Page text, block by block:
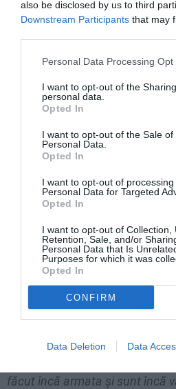
also be disclosed by us to third
Downstream Participants that may
Personal Data Processing Opt
I want to opt-out of the
personal data.
Opted In
I want to opt-out of the Sale of
Personal Data.
Opted In
I want to opt-out of processing
Personal Data for Targeted
Opted In
I want to opt-out of Collection,
Retention, Sale, and/or
Personal Data that Is
Purposes for which it was
Opted In
CONFIRM
Data Deletion Data
care spune că în momentul
pot lua concediu sau să îşi dea
care ţin de această zonă.
Armată pe cineva neinstruit,
făcut armata. E o exagerare
Ministrul Apărării Naţionale a
care au făcut deja stagiul
cazul unei situaţii de conflict,
Armata pot fi şi ei mobilizaţi în
”Nu poţi să mobilizezi decât
mobilizabili, adică cei care au
au făcut pregătire militară într-
aceştia pot fi mobilizaţi, în
Sigur, că, dacă ar fi o situaţie
făcut încă armata şi sunt încă